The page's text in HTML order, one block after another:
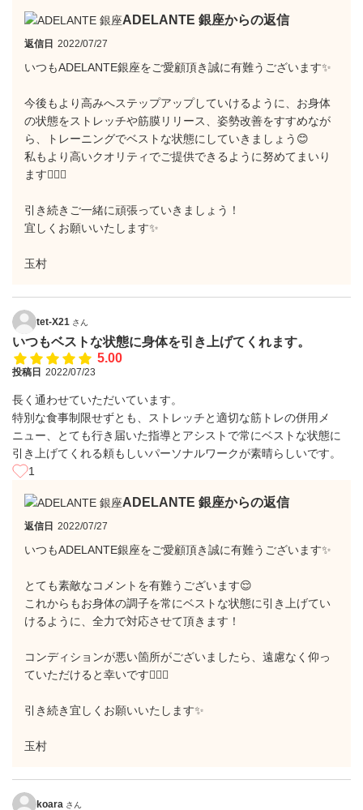
ADELANTE 銀座からの返信
返信日 2022/07/27
いつもADELANTE銀座をご愛顧頂き誠に有難うございます✨
今後もより高みへステップアップしていけるように、お身体
の状態をストレッチや筋膜リリース、姿勢改善をすすめなが
ら、トレーニングでベストな状態にしていきましょう😊
私もより高いクオリティでご提供できるように努めてまいり
ます🙇🏽‍♂️
引き続きご一緒に頑張っていきましょう！
宜しくお願いいたします✨
玉村
tet-X21 さん
いつもベストな状態に身体を引き上げてくれます。
5.00
投稿日 2022/07/23
長く通わせていただいています。
特別な食事制限せずとも、ストレッチと適切な筋トレの併用メ
ニュー、とても行き届いた指導とアシストで常にベストな状態に
引き上げてくれる頼もしいパーソナルワークが素晴らしいです。
1
ADELANTE 銀座からの返信
返信日 2022/07/27
いつもADELANTE銀座をご愛顧頂き誠に有難うございます✨
とても素敵なコメントを有難うございます😌
これからもお身体の調子を常にベストな状態に引き上げてい
けるように、全力で対応させて頂きます！
コンディションが悪い箇所がございましたら、遠慮なく仰っ
ていただけると幸いです🙋🏼‍♂️
引き続き宜しくお願いいたします✨
玉村
koara さん